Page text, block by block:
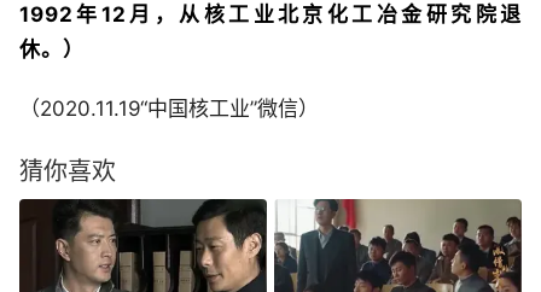
1992年12月，从核工业北京化工冶金研究院退
休。）
（2020.11.19“中国核工业”微信）
猜你喜欢